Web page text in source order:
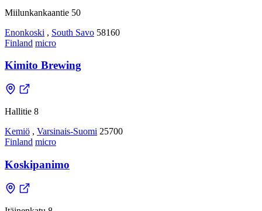
Miilunkankaantie 50
Enonkoski , South Savo 58160
Finland micro
Kimito Brewing
Hallitie 8
Kemiö , Varsinais-Suomi 25700
Finland micro
Koskipanimo